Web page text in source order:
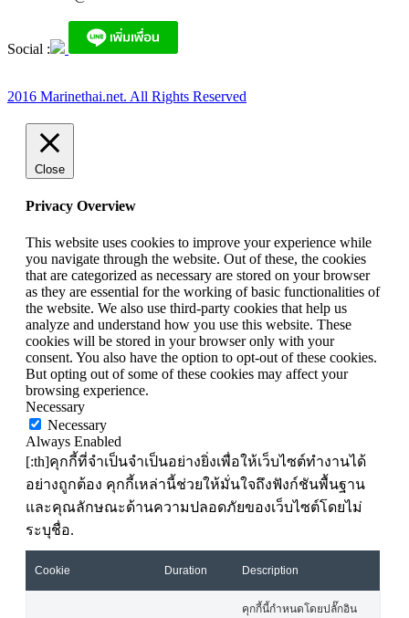
Social :
2016 Marinethai.net. All Rights Reserved
Close
Privacy Overview
This website uses cookies to improve your experience while
you navigate through the website. Out of these, the cookies
that are categorized as necessary are stored on your browser
as they are essential for the working of basic functionalities of
the website. We also use third-party cookies that help us
analyze and understand how you use this website. These
cookies will be stored in your browser only with your
consent. You also have the option to opt-out of these cookies.
But opting out of some of these cookies may affect your
browsing experience.
Necessary
Necessary
Always Enabled
[:th]คุกกี้ที่จำเป็นจำเป็นอย่างยิ่งเพื่อให้เว็บไซต์ทำงานได้
อย่างถูกต้อง คุกกี้เหล่านี้ช่วยให้มั่นใจถึงฟังก์ชันพื้นฐาน
และคุณลักษณะด้านความปลอดภัยของเว็บไซต์โดยไม่
ระบุชื่อ.
Cookie Duration Description
คุกกี้นี้กำหนดโดยปลั๊กอิน